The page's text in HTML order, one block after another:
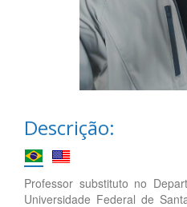
Descrição:
Professor substituto no
Universidade Federal de